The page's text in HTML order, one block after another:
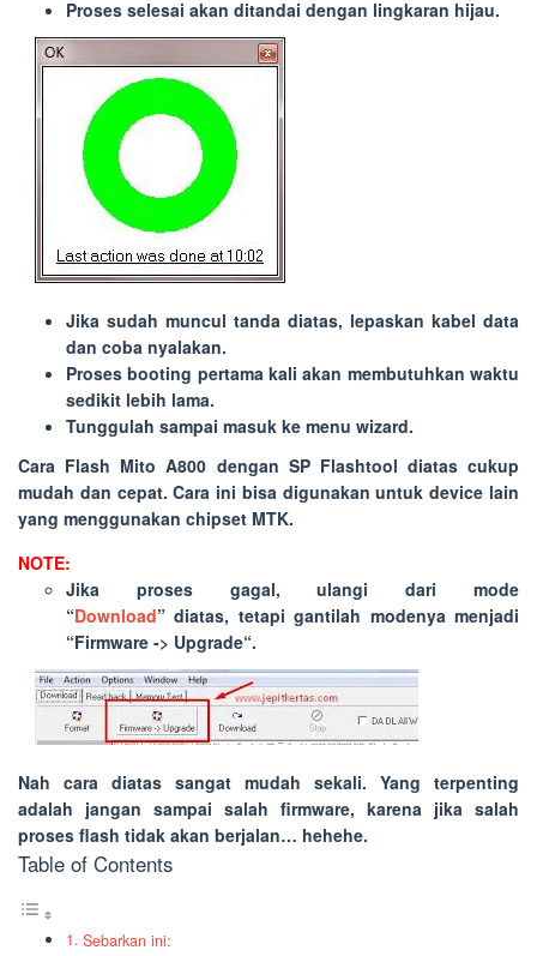
Proses selesai akan ditandai dengan lingkaran hijau.
Jika sudah muncul tanda diatas, lepaskan kabel data
dan coba nyalakan.
Proses booting pertama kali akan membutuhkan waktu
sedikit lebih lama.
Tunggulah sampai masuk ke menu wizard.
Cara Flash Mito A800 dengan SP Flashtool diatas cukup
mudah dan cepat. Cara ini bisa digunakan untuk device lain
yang menggunakan chipset MTK.
NOTE:
Jika proses gagal, ulangi dari mode
“Download” diatas, tetapi gantilah modenya menjadi
“Firmware -> Upgrade“.
Nah cara diatas sangat mudah sekali. Yang terpenting
adalah jangan sampai salah firmware, karena jika salah
proses flash tidak akan berjalan… hehehe.
Table of Contents
Sebarkan ini: